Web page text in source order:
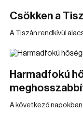
Csökken a
A Tiszán rendkívül
Harmadfokú
A következő